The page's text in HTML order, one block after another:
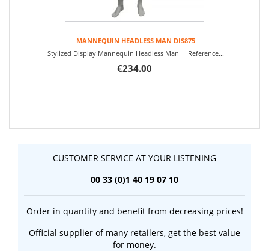
MANNEQUIN HEADLESS MAN DIS875
Stylized Display Mannequin Headless Man Reference...
€234.00
CUSTOMER SERVICE AT YOUR LISTENING
00 33 (0)1 40 19 07 10
Order in quantity and benefit from decreasing prices!
Official supplier of many retailers, get the best value
for money.